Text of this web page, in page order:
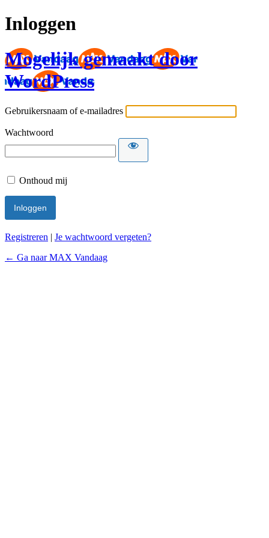
Inloggen
Mogelijk gemaakt door
WordPress
Gebruikersnaam of e-mailadres
Wachtwoord
Onthoud mij
Registreren | Je wachtwoord vergeten?
← Ga naar MAX Vandaag